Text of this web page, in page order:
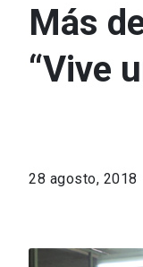
Más
“Vive
28 agosto, 2018